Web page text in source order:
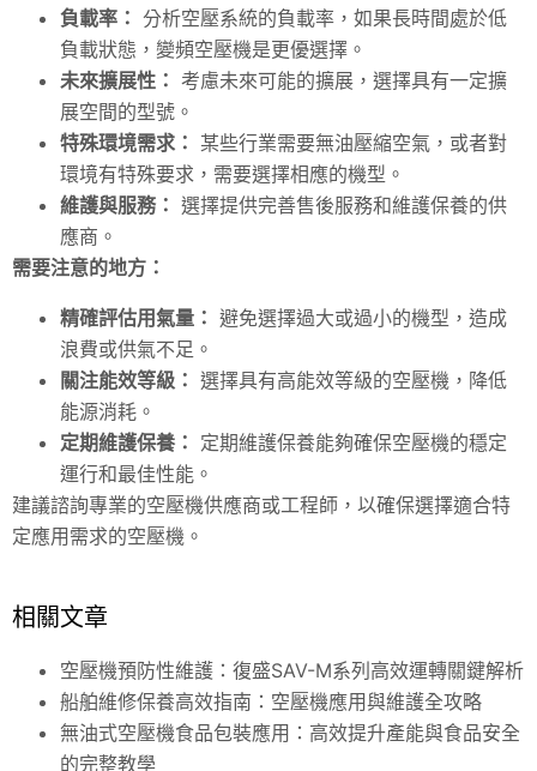
負載率： 分析空壓系統的負載率，如果長時間處於低
負載狀態，變頻空壓機是更優選擇。
未來擴展性： 考慮未來可能的擴展，選擇具有一定擴
展空間的型號。
特殊環境需求： 某些行業需要無油壓縮空氣，或者對
環境有特殊要求，需要選擇相應的機型。
維護與服務： 選擇提供完善售後服務和維護保養的供
應商。
需要注意的地方：
精確評估用氣量： 避免選擇過大或過小的機型，造成
浪費或供氣不足。
關注能效等級： 選擇具有高能效等級的空壓機，降低
能源消耗。
定期維護保養： 定期維護保養能夠確保空壓機的穩定
運行和最佳性能。
建議諮詢專業的空壓機供應商或工程師，以確保選擇適合特
定應用需求的空壓機。
相關文章
空壓機預防性維護：復盛SAV-M系列高效運轉關鍵解析
船舶維修保養高效指南：空壓機應用與維護全攻略
無油式空壓機食品包裝應用：高效提升產能與食品安全
的完整教學